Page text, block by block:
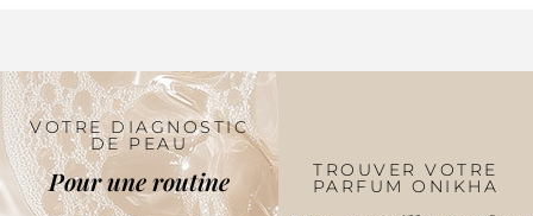
VOTRE DIAGNOSTIC
DE PEAU
Pour une routine
TROUVER VOTRE
PARFUM ONIKHA